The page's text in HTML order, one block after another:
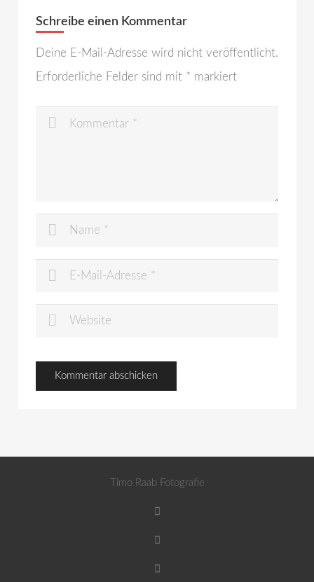
Schreibe einen Kommentar
Deine E-Mail-Adresse wird nicht veröffentlicht.
Erforderliche Felder sind mit * markiert
Timo Raab Fotografie